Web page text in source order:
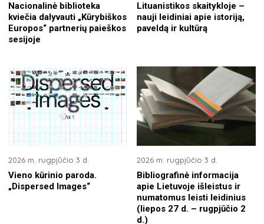
Nacionalinė biblioteka
kviečia dalyvauti „Kūrybiškos
Europos“ partnerių paieškos
sesijoje
Lituanistikos skaitykloje –
nauji leidiniai apie istoriją,
paveldą ir kultūrą
2026 m. rugpjūčio 3 d.
Vieno kūrinio paroda.
„Dispersed Images“
2026 m. rugpjūčio 3 d.
Bibliografinė informacija
apie Lietuvoje išleistus ir
numatomus leisti leidinius
(liepos 27 d. – rugpjūčio 2
d.)